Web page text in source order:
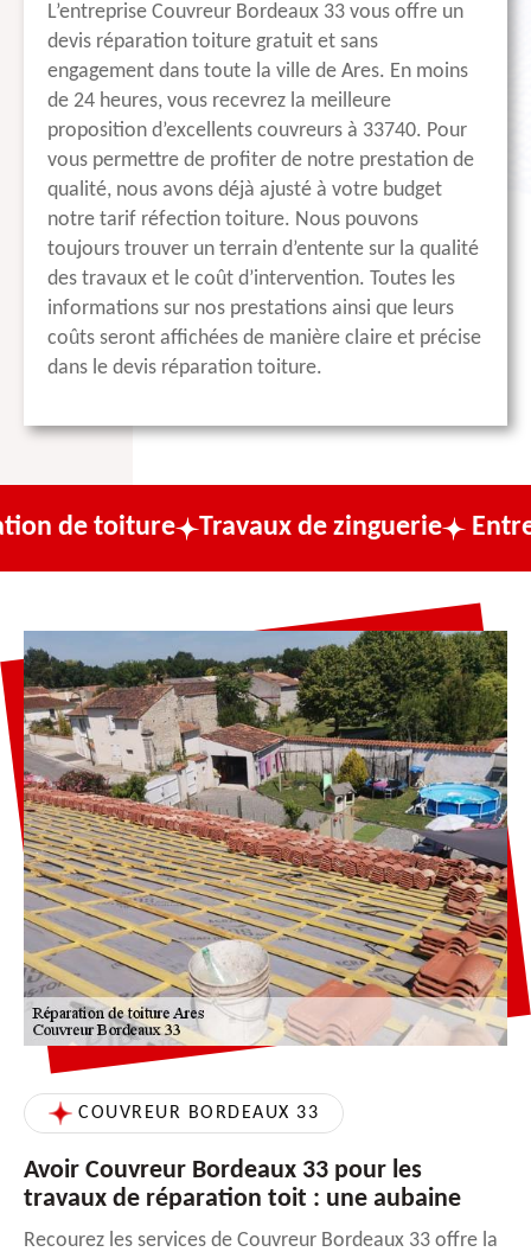
L’entreprise Couvreur Bordeaux 33 vous offre un
devis réparation toiture gratuit et sans
engagement dans toute la ville de Ares. En moins
de 24 heures, vous recevrez la meilleure
proposition d’excellents couvreurs à 33740. Pour
vous permettre de profiter de notre prestation de
qualité, nous avons déjà ajusté à votre budget
notre tarif réfection toiture. Nous pouvons
toujours trouver un terrain d’entente sur la qualité
des travaux et le coût d’intervention. Toutes les
informations sur nos prestations ainsi que leurs
coûts seront affichées de manière claire et précise
dans le devis réparation toiture.
Travaux de zinguerie Entreprise de
COUVREUR BORDEAUX 33
Avoir Couvreur Bordeaux 33 pour les
travaux de réparation toit : une aubaine
Recourez les services de Couvreur Bordeaux 33 offre la